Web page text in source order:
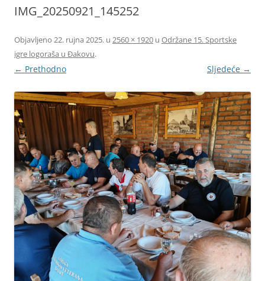
IMG_20250921_145252
Objavljeno 22. rujna 2025. u 2560 × 1920 u Održane 15. Sportske
igre logoraša u Đakovu.
← Prethodno Sljedeće →